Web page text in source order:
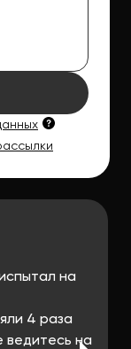
на
4 раза
ведитесь на